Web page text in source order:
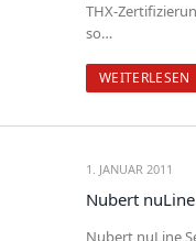
THX-
so…
WEITERLESEN
1. JANUAR 2011
Nubert nuLine
Nubert nuLine